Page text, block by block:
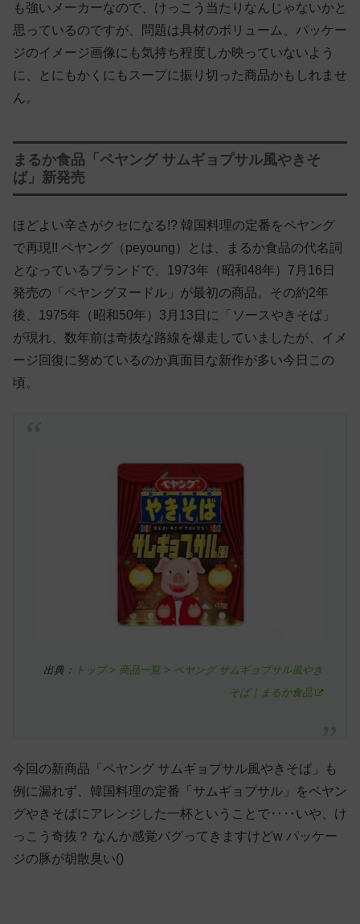
も強いメーカーなので、けっこう当たりなんじゃないかと
思っているのですが、問題は具材のボリューム。パッケー
ジのイメージ画像にも気持ち程度しか映っていないよう
に、とにもかくにもスープに振り切った商品かもしれませ
ん。
まるか食品「ペヤング サムギョプサル風やきそ
ば」新発売
ほどよい辛さがクセになる!? 韓国料理の定番をペヤング
で再現!! ペヤング（peyoung）とは、まるか食品の代名詞
となっているブランドで、1973年（昭和48年）7月16日
発売の「ペヤングヌードル」が最初の商品。その約2年
後、1975年（昭和50年）3月13日に「ソースやきそば」
が現れ、数年前は奇抜な路線を爆走していましたが、イメ
ージ回復に努めているのか真面目な新作が多い今日この
頃。
出典： トップ > 商品一覧 > ペヤング サムギョプサル風やき
そば｜まるか食品
今回の新商品「ペヤング サムギョプサル風やきそば」も
例に漏れず、韓国料理の定番「サムギョプサル」をペヤン
グやきそばにアレンジした一杯ということで‥‥いや、け
っこう奇抜？ なんか感覚バグってきますけどw パッケー
ジの豚が胡散臭い()